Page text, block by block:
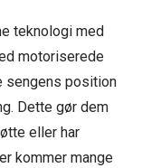
teknologi med
motoriserede
sengens position
Dette gør dem
eller har
kommer mange